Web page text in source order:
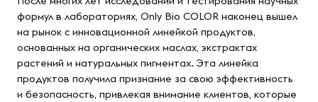
формул в лабораториях, Only Bio COLOR наконец вышел
на рынок с инновационной линейкой продуктов,
основанных на органических маслах, экстрактах
растений и натуральных пигментах. Эта линейка
продуктов получила признание за свою эффективность
и безопасность, привлекая внимание клиентов, которые